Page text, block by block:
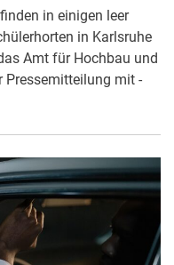
in einigen leer
in Karlsruhe
Amt für Hochbau und
Pressemitteilung mit -